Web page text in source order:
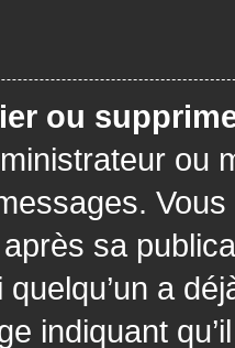
ou
ou
sa
a
indiquant